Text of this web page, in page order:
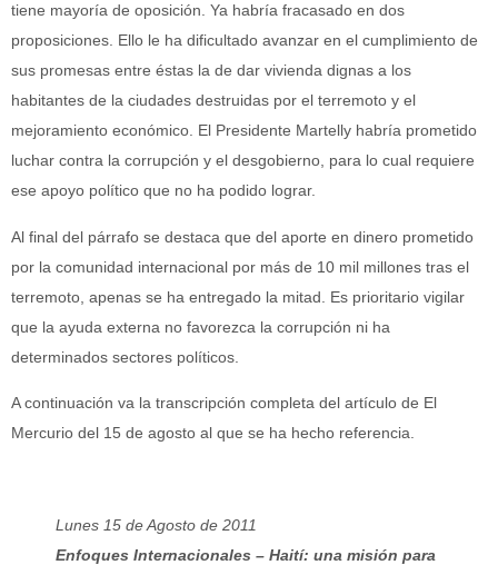
tiene mayoría de oposición. Ya habría fracasado en dos
proposiciones. Ello le ha dificultado avanzar en el cumplimiento de
sus promesas entre éstas la de dar vivienda dignas a los
habitantes de la ciudades destruidas por el terremoto y el
mejoramiento económico. El Presidente Martelly habría prometido
luchar contra la corrupción y el desgobierno, para lo cual requiere
ese apoyo político que no ha podido lograr.
Al final del párrafo se destaca que del aporte en dinero prometido
por la comunidad internacional por más de 10 mil millones tras el
terremoto, apenas se ha entregado la mitad. Es prioritario vigilar
que la ayuda externa no favorezca la corrupción ni ha
determinados sectores políticos.
A continuación va la transcripción completa del artículo de El
Mercurio del 15 de agosto al que se ha hecho referencia.
Lunes 15 de Agosto de 2011
Enfoques Internacionales – Haití: una misión para